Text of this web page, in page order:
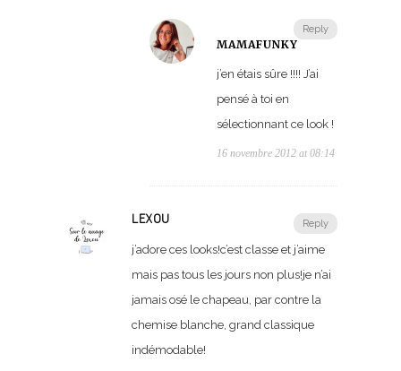
Reply
MAMAFUNKY
j’en étais sûre !!!! J’ai
pensé à toi en
sélectionnant ce look !
16 novembre 2012 at 08:14
Reply
LEXOU
j’adore ces looks!c’est classe et j’aime
mais pas tous les jours non plus!je n’ai
jamais osé le chapeau, par contre la
chemise blanche, grand classique
indémodable!